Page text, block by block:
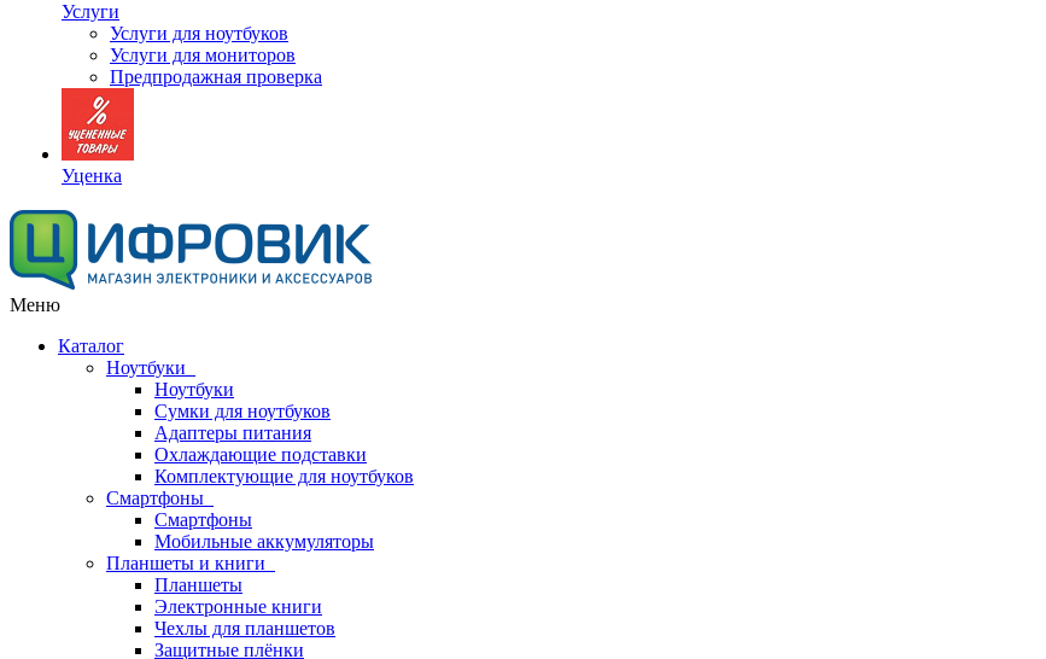
Услуги
Услуги для ноутбуков
Услуги для мониторов
Предпродажная проверка
Уценка
Меню
Каталог
Ноутбуки
Ноутбуки
Сумки для ноутбуков
Адаптеры питания
Охлаждающие подставки
Комплектующие для ноутбуков
Смартфоны
Смартфоны
Мобильные аккумуляторы
Планшеты и книги
Планшеты
Электронные книги
Чехлы для планшетов
Защитные плёнки